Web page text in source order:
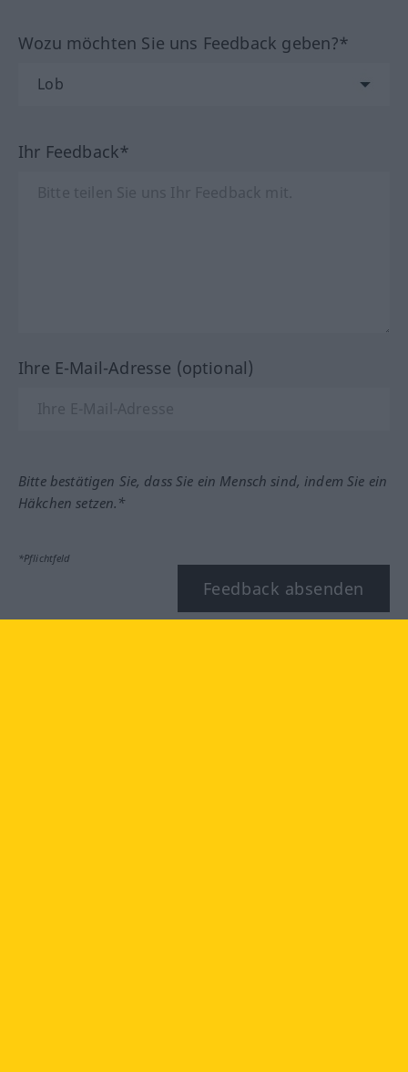
Wozu möchten Sie uns Feedback geben?*
Ihr Feedback*
Ihre E-Mail-Adresse (optional)
Bitte bestätigen Sie, dass Sie ein Mensch sind, indem Sie ein
Häkchen setzen.*
*Pflichtfeld
Feedback absenden